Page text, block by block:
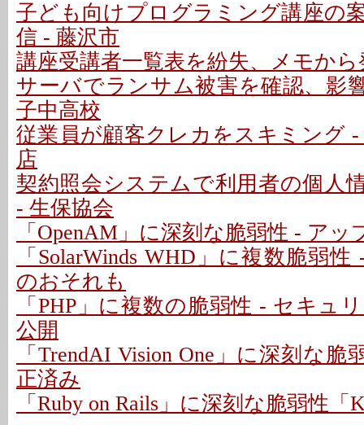
子ども向けプログラミング講座の
信 - 藤沢市
講座受講者一覧表を紛失、メモか
サーバでランサム被害を確認、影
子中高校
従業員が顧客クレカをスキミング
店
契約照会システムで利用者の個人
- 生保協会
「OpenAM」に深刻な脆弱性 - ア
「SolarWinds WHD」に複数脆弱
のおそれも
「PHP」に複数の脆弱性 - セキュ
公開
「TrendAI Vision One」に深刻な脆
正済み
「Ruby on Rails」に深刻な脆弱性「